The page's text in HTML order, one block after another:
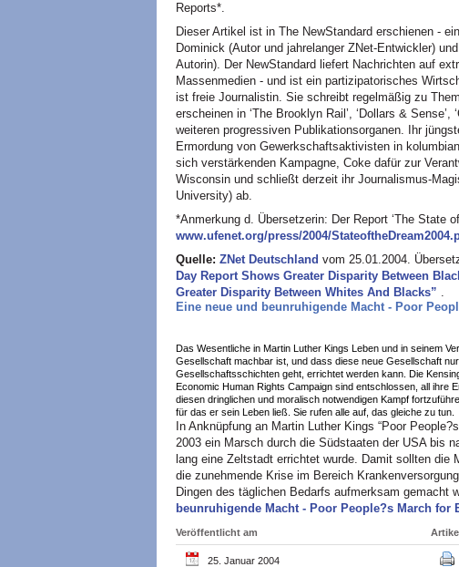
Reports*.
Dieser Artikel ist in The NewStandard erschienen -
Dominick (Autor und jahrelanger ZNet-Entwickler)
Autorin). Der NewStandard liefert Nachrichten auf
Massenmedien - und ist ein partizipatorisches
ist freie Journalistin. Sie schreibt regelmäßig zu
erscheinen in ‘The Brooklyn Rail’, ‘Dollars & Sense’,
weiteren progressiven Publikationsorganen. Ihr
Ermordung von Gewerkschaftsaktivisten in
sich verstärkenden Kampagne, Coke dafür zur
Wisconsin und schließt derzeit ihr Journalismus-
University) ab.
*Anmerkung d. Übersetzerin: Der Report ‘The State
www.ufenet.org/press/2004/
Quelle: ZNet Deutschland vom 25.01.2004.
Day Report Shows Greater Disparity Between
Greater Disparity Between Whites And Blacks” .
Eine neue und beunruhigende Macht - Poor
Das Wesentliche in Martin Luther Kings Leben und in seinem
Gesellschaft machbar ist, und dass diese neue Gesellschaft
Gesellschaftsschichten geht, errichtet werden kann. Die
Economic Human Rights Campaign sind entschlossen, all ihre
diesen dringlichen und moralisch notwendigen Kampf
für das er sein Leben ließ. Sie rufen alle auf, das gleiche zu tun.
In Anknüpfung an Martin Luther Kings “Poor
2003 ein Marsch durch die Südstaaten der USA bis
lang eine Zeltstadt errichtet wurde. Damit sollten die
die zunehmende Krise im Bereich
Dingen des täglichen Bedarfs aufmerksam gemacht
beunruhigende Macht - Poor People?s March for
Veröffentlicht am
25. Januar 2004